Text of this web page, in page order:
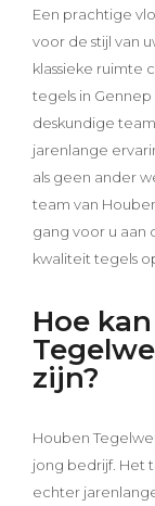
Een prachtige
voor de stijl van
klassieke ruimte
tegels in
deskundige
jarenlange
als geen ander
team van
gang voor u aan
kwaliteit tegels
Hoe
zijn?
Houben
jong bedrijf. Het
echter